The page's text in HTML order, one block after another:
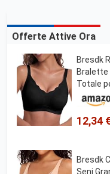
Offerte Attive Ora
Bresdk
Bralette
Totale
Up
T-Shirt
12,34
Bresdk
Seni